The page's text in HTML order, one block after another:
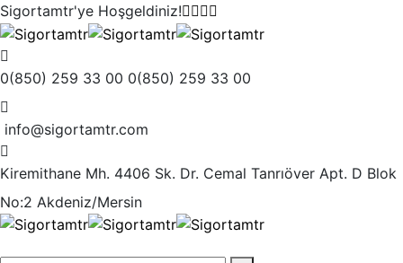
Sigortamtr'ye Hoşgeldiniz!
0(850) 259 33 00 0(850) 259 33 00
info@sigortamtr.com
Kiremithane Mh. 4406 Sk. Dr. Cemal Tanrıöver Apt. D Blok
No:2 Akdeniz/Mersin